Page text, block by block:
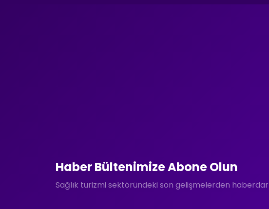
Haber Bültenimize Abone Olun
Sağlık turizmi sektöründeki son gelişmelerden